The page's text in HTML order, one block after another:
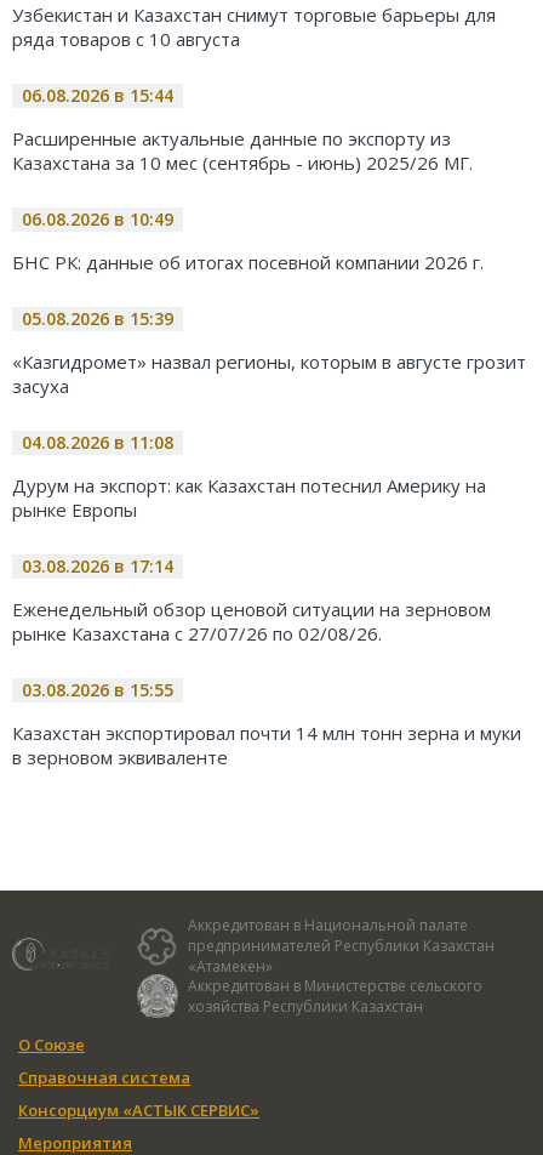
Узбекистан и Казахстан снимут торговые барьеры для
ряда товаров с 10 августа
06.08.2026 в 15:44
Расширенные актуальные данные по экспорту из
Казахстана за 10 мес (сентябрь - июнь) 2025/26 МГ.
06.08.2026 в 10:49
БНС РК: данные об итогах посевной компании 2026 г.
05.08.2026 в 15:39
«Казгидромет» назвал регионы, которым в августе грозит
засуха
04.08.2026 в 11:08
Дурум на экспорт: как Казахстан потеснил Америку на
рынке Европы
03.08.2026 в 17:14
Еженедельный обзор ценовой ситуации на зерновом
рынке Казахстана с 27/07/26 по 02/08/26.
03.08.2026 в 15:55
Казахстан экспортировал почти 14 млн тонн зерна и муки
в зерновом эквиваленте
Аккредитован в Национальной палате
предпринимателей Республики Казахстан
«Атамекен»
Аккредитован в Министерстве сельского
хозяйства Республики Казахстан
О Союзе
Справочная система
Консорциум «АСТЫК СЕРВИС»
Мероприятия